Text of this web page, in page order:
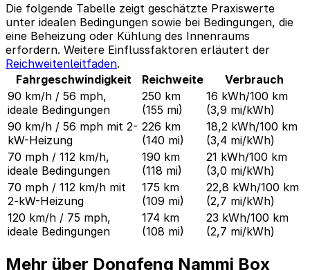
Die folgende Tabelle zeigt geschätzte Praxiswerte
unter idealen Bedingungen sowie bei Bedingungen, die
eine Beheizung oder Kühlung des Innenraums
erfordern. Weitere Einflussfaktoren erläutert der
Reichweitenleitfaden.
Fahrgeschwindigkeit
Reichweite
Verbrauch
90 km/h / 56 mph,
ideale Bedingungen
250 km
(155 mi)
16 kWh/100 km
(3,9 mi/kWh)
90 km/h / 56 mph mit 2-
kW-Heizung
226 km
(140 mi)
18,2 kWh/100 km
(3,4 mi/kWh)
70 mph / 112 km/h,
ideale Bedingungen
190 km
(118 mi)
21 kWh/100 km
(3,0 mi/kWh)
70 mph / 112 km/h mit
2-kW-Heizung
175 km
(109 mi)
22,8 kWh/100 km
(2,7 mi/kWh)
120 km/h / 75 mph,
ideale Bedingungen
174 km
(108 mi)
23 kWh/100 km
(2,7 mi/kWh)
Mehr über Dongfeng Nammi Box